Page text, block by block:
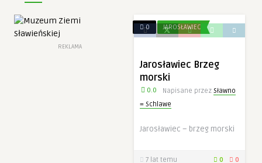
REKLAMA
0 JAROSŁAWIEC
Jarosławiec Brzeg
morski
0.0 Napisane przez Sławno
= Schlawe
Jarosławiec – brzeg morski
7 lat temu 0 0